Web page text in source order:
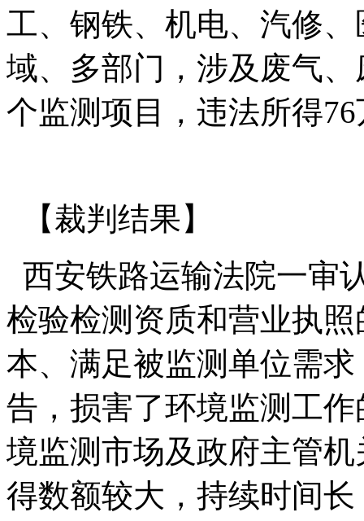
工、钢铁、机电、汽修
域、多部门，涉及废气
个监测项目，违法所得
【裁判结果】
西安铁路运输法院一审
检验检测资质和营业执
本、满足被监测单位需
告，损害了环境监测工
境监测市场及政府主管
得数额较大，持续时间